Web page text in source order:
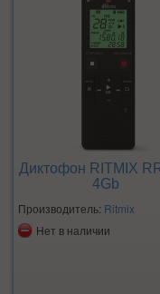
Диктофон RITMIX
4Gb
Производитель: Ritmix
Нет в наличии